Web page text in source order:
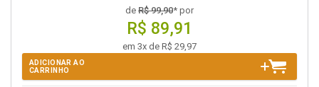
de R$ 99,90* por
R$ 89,91
em 3x de R$ 29,97
ADICIONAR AO
CARRINHO